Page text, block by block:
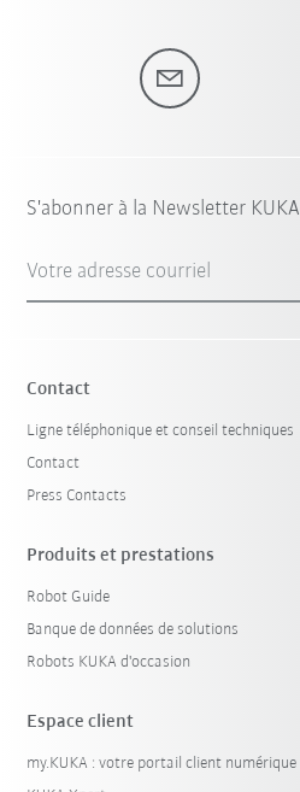
S'abonner à la Newsletter KUKA
Votre adresse courriel
Contact
Ligne téléphonique et conseil techniques
Contact
Press Contacts
Produits et prestations
Robot Guide
Banque de données de solutions
Robots KUKA d'occasion
Espace client
my.KUKA : votre portail client numérique